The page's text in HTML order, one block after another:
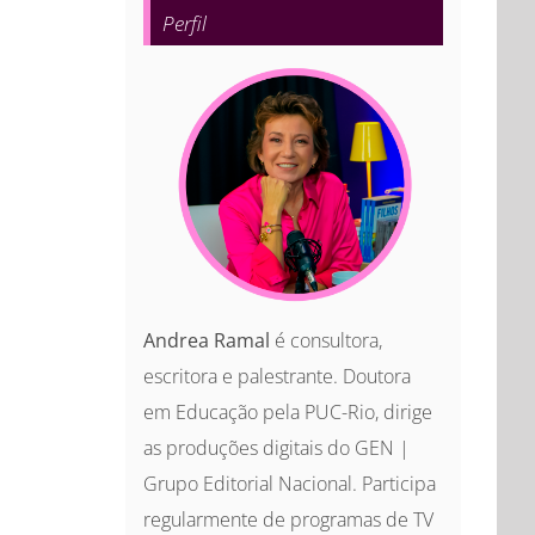
Perfil
Andrea Ramal é consultora,
escritora e palestrante. Doutora
em Educação pela PUC-Rio, dirige
as produções digitais do GEN |
Grupo Editorial Nacional. Participa
regularmente de programas de TV